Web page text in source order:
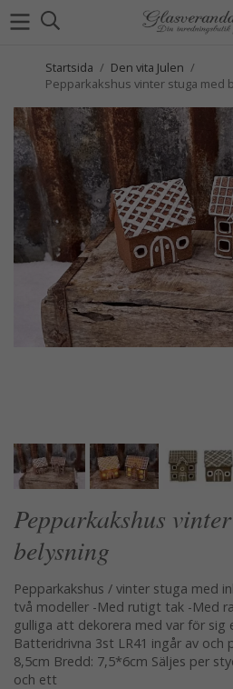
Startsida / Den vita Julen /
Pepparkakshus vinter stuga med
Pepparkakshus
belysning
Pepparkakshus / vinter stuga med
två modeller -Med rutigt tak -Med
gulliga att dekorera med var för sig
Batteridrivna 3st LR41 ingår av och
8,5cm Bredd: 7,5*6cm Säljes per
och ett